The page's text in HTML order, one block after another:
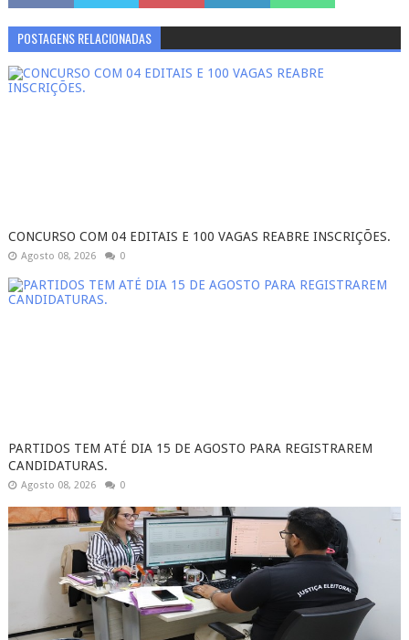
POSTAGENS RELACIONADAS
CONCURSO COM 04 EDITAIS E 100 VAGAS REABRE INSCRIÇÕES.
Agosto 08, 2026 0
PARTIDOS TEM ATÉ DIA 15 DE AGOSTO PARA REGISTRAREM
CANDIDATURAS.
Agosto 08, 2026 0